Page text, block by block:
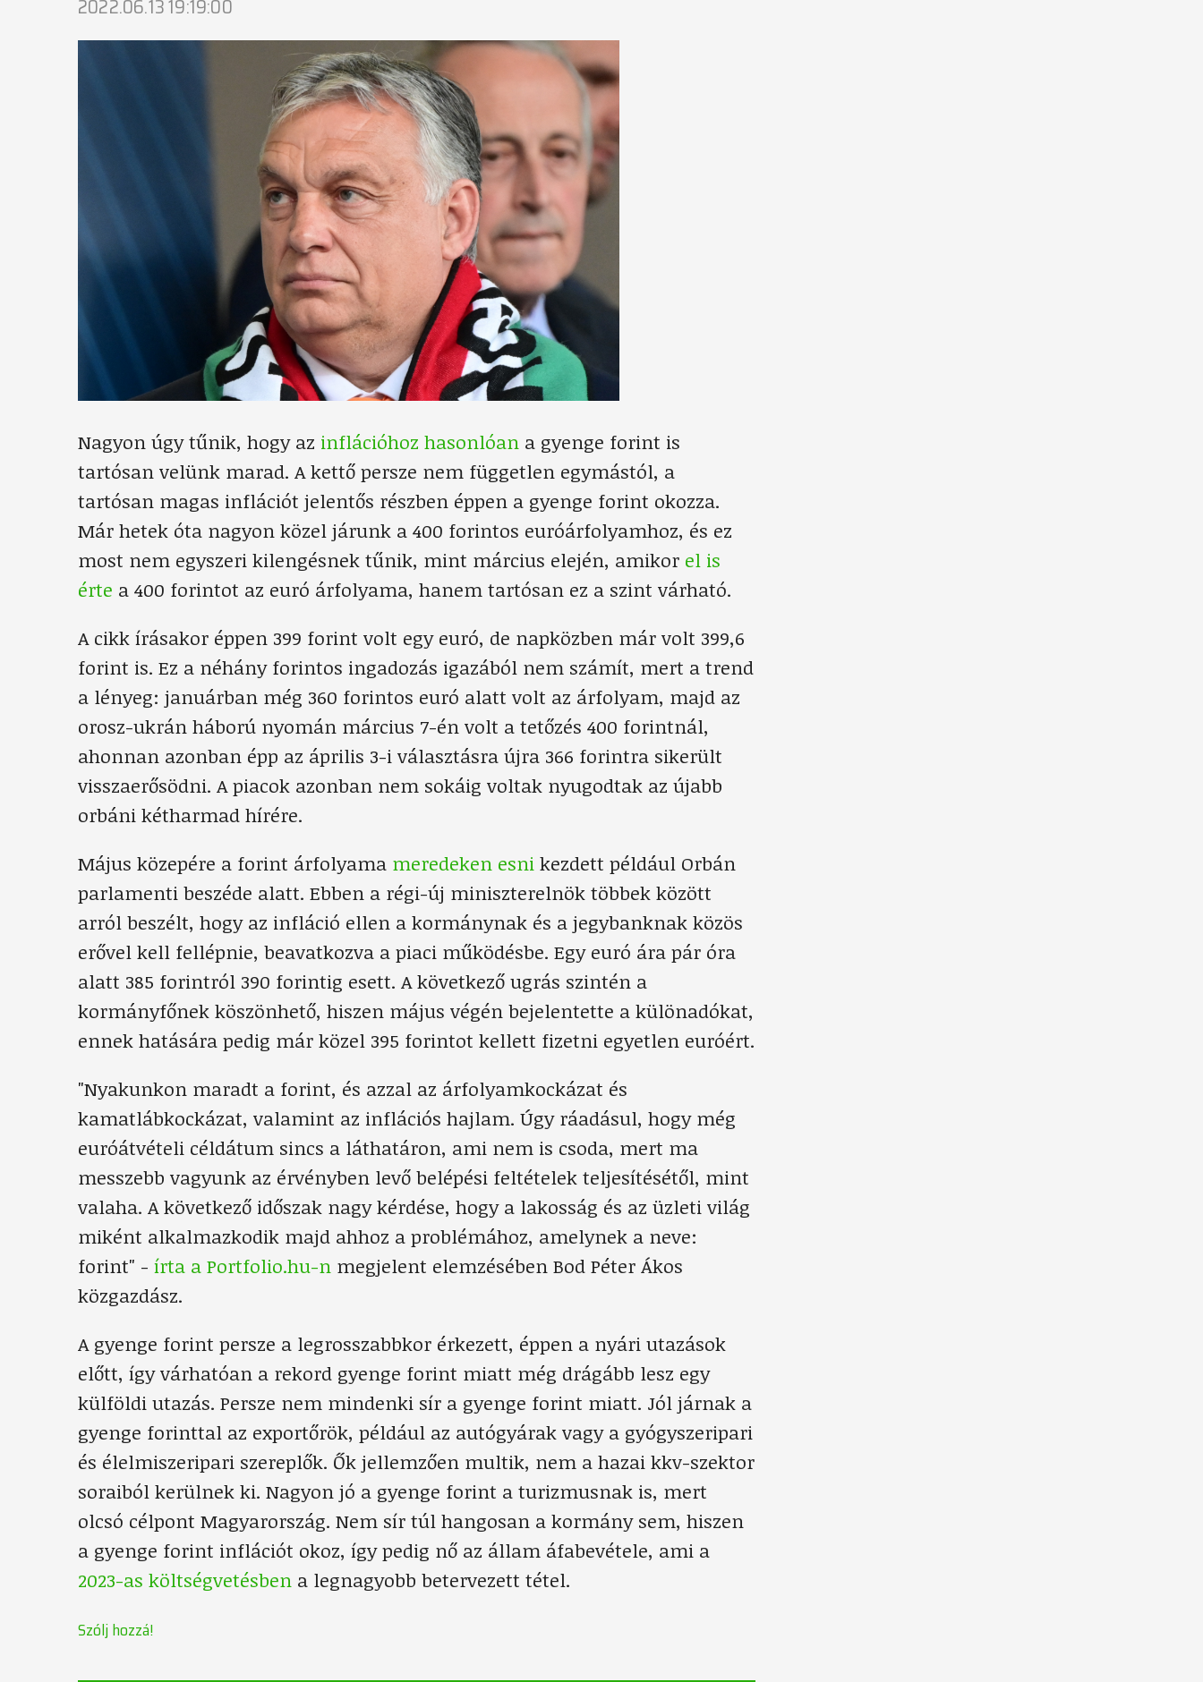
2022.06.13 19:19:00
Nagyon úgy tűnik, hogy az inflációhoz hasonlóan a gyenge forint is
tartósan velünk marad. A kettő persze nem független egymástól, a
tartósan magas inflációt jelentős részben éppen a gyenge forint okozza.
Már hetek óta nagyon közel járunk a 400 forintos euróárfolyamhoz, és ez
most nem egyszeri kilengésnek tűnik, mint március elején, amikor el is
érte a 400 forintot az euró árfolyama, hanem tartósan ez a szint várható.
A cikk írásakor éppen 399 forint volt egy euró, de napközben már volt 399,6
forint is. Ez a néhány forintos ingadozás igazából nem számít, mert a trend
a lényeg: januárban még 360 forintos euró alatt volt az árfolyam, majd az
orosz-ukrán háború nyomán március 7-én volt a tetőzés 400 forintnál,
ahonnan azonban épp az április 3-i választásra újra 366 forintra sikerült
visszaerősödni. A piacok azonban nem sokáig voltak nyugodtak az újabb
orbáni kétharmad hírére.
Május közepére a forint árfolyama meredeken esni kezdett például Orbán
parlamenti beszéde alatt. Ebben a régi-új miniszterelnök többek között
arról beszélt, hogy az infláció ellen a kormánynak és a jegybanknak közös
erővel kell fellépnie, beavatkozva a piaci működésbe. Egy euró ára pár óra
alatt 385 forintról 390 forintig esett. A következő ugrás szintén a
kormányfőnek köszönhető, hiszen május végén bejelentette a különadókat,
ennek hatására pedig már közel 395 forintot kellett fizetni egyetlen euróért.
"Nyakunkon maradt a forint, és azzal az árfolyamkockázat és
kamatlábkockázat, valamint az inflációs hajlam. Úgy ráadásul, hogy még
euróátvételi céldátum sincs a láthatáron, ami nem is csoda, mert ma
messzebb vagyunk az érvényben levő belépési feltételek teljesítésétől, mint
valaha. A következő időszak nagy kérdése, hogy a lakosság és az üzleti világ
miként alkalmazkodik majd ahhoz a problémához, amelynek a neve:
forint" - írta a Portfolio.hu-n megjelent elemzésében Bod Péter Ákos
közgazdász.
A gyenge forint persze a legrosszabbkor érkezett, éppen a nyári utazások
előtt, így várhatóan a rekord gyenge forint miatt még drágább lesz egy
külföldi utazás. Persze nem mindenki sír a gyenge forint miatt. Jól járnak a
gyenge forinttal az exportőrök, például az autógyárak vagy a gyógyszeripari
és élelmiszeripari szereplők. Ők jellemzően multik, nem a hazai kkv-szektor
soraiból kerülnek ki. Nagyon jó a gyenge forint a turizmusnak is, mert
olcsó célpont Magyarország. Nem sír túl hangosan a kormány sem, hiszen
a gyenge forint inflációt okoz, így pedig nő az állam áfabevétele, ami a
2023-as költségvetésben a legnagyobb betervezett tétel.
Szólj hozzá!